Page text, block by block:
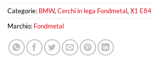
Categorie: BMW, Cerchi in lega Fondmetal, X1 E84
Marchio: Fondmetal